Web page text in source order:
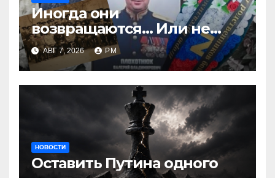
Иногда они
возвращаются… Или не
возвращаются
АВГ 7, 2026 РМ
НОВОСТИ
Оставить Путина одного